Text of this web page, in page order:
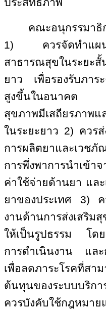
ประสิทธิภาพ
คณะอนุกรรมาธิ
1) ควรจัดทำแผ
สาธารณสุขในระยะ
ยาว เพื่อรองรับภาร
สูงขึ้นในอนาคต อั
สุขภาพมีเสถียรภาพแ
ในระยะยาว 2) ควร
การผลิตยาและเวช
การพึ่งพาการนำเข้
ค่าใช้จ่ายด้านยา แล
ยาของประเทศ 3) ค
งานด้านการส่งเสริม
ให้เป็นรูปธรรม โดย
การดำเนินงาน และ
เพื่อลดภาระโรคที่สา
ต้นทุนของระบบบริกา
ควรบังคับใช้กฎหมาย